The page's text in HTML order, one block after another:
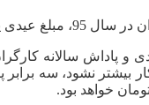
کار نیز مشخص شد.